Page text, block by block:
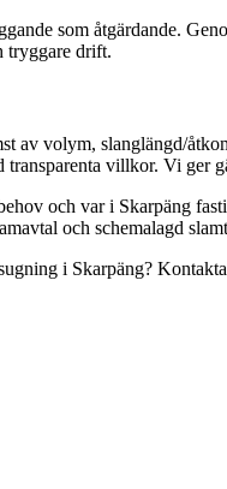
som åtgärdande.
tryggare drift.
av volym, slanglängd/
transparenta villkor. Vi ger
och var i Skarpäng
och schemalagd
i Skarpäng?